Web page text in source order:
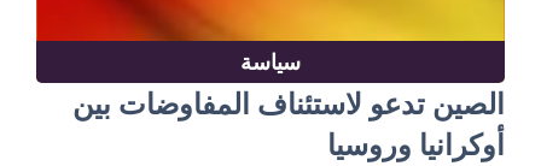
سياسة
الصين تدعو لاستئناف المفاوضات بين
أوكرانيا وروسيا